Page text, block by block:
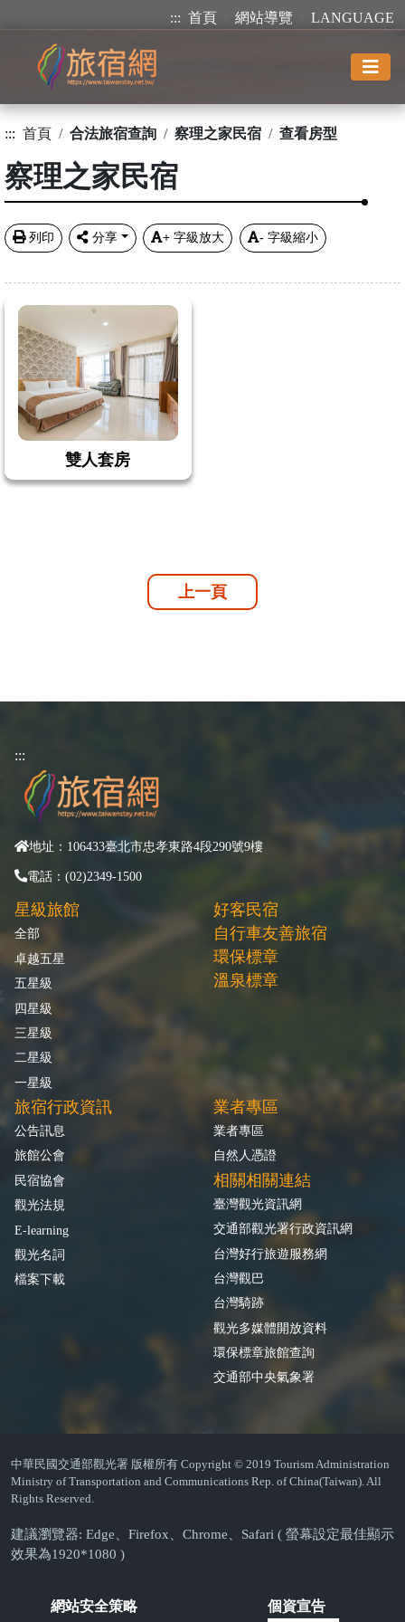
::: 首頁 網站導覽 LANGUAGE
::: 首頁 合法旅宿查詢 察理之家民宿 查看房型
察理之家民宿
列印 分享 + 字級放大 - 字級縮小
雙人套房
上一頁
:::
地址：106433臺北市忠孝東路4段290號9樓
電話：(02)2349-1500
星級旅館
全部
卓越五星
五星級
四星級
三星級
二星級
一星級
好客民宿
自行車友善旅宿
環保標章
溫泉標章
旅宿行政資訊
公告訊息
旅館公會
民宿協會
觀光法規
E-learning
觀光名詞
檔案下載
業者專區
業者專區
自然人憑證
相關相關連結
臺灣觀光資訊網
交通部觀光署行政資訊網
台灣好行旅遊服務網
台灣觀巴
台灣騎跡
觀光多媒體開放資料
環保標章旅館查詢
交通部中央氣象署
中華民國交通部觀光署 版權所有 Copyright © 2019 Tourism Administration
Ministry of Transportation and Communications Rep. of China(Taiwan). All
Rights Reserved.
建議瀏覽器: Edge、Firefox、Chrome、Safari ( 螢幕設定最佳顯示
效果為1920*1080 )
網站安全策略 個資宣告